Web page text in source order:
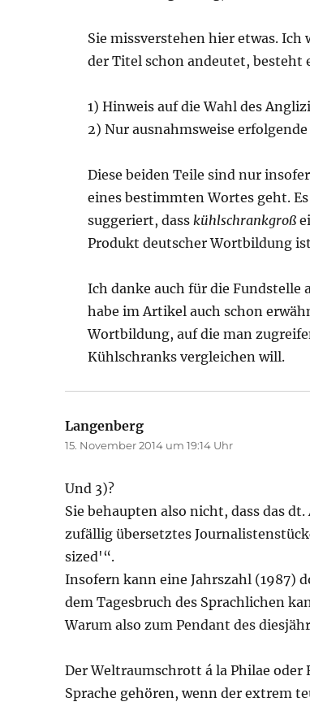
Sie missverstehen hier etwas.
der Titel schon andeutet, besteht
1) Hinweis auf die Wahl des
2) Nur ausnahmsweise
Diese beiden Teile sind nur
eines bestimmten Wortes geht.
suggeriert, dass kühlschrankgroß
Produkt deutscher Wortbildung
Ich danke auch für die Fundstelle
habe im Artikel auch schon
Wortbildung, auf die man
Kühlschranks vergleichen will.
Langenberg
15. November 2014 um 19:14 Uhr
Und 3)?
Sie behaupten also nicht, dass das
zufällig übersetztes
sized'“.
Insofern kann eine Jahrszahl (1987)
dem Tagesbruch des Sprachlichen
Warum also zum Pendant des
Der Weltraumschrott á la Philae
Sprache gehören, wenn der extrem